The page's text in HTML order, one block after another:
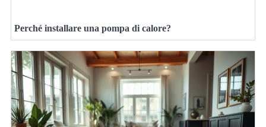
Perché installare una pompa di calore?